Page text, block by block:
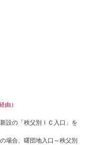
由）
設の「秩父別ＩＣ入口」を
合、曙団地入口～秩父別